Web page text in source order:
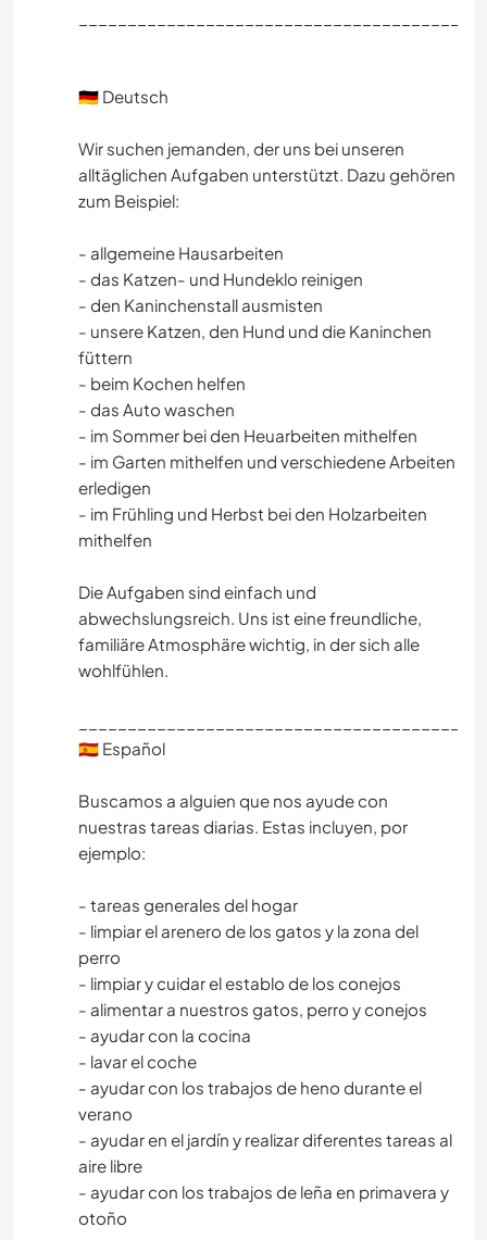
🇩🇪 Deutsch
Wir suchen jemanden, der uns bei unseren
alltäglichen Aufgaben unterstützt. Dazu gehören
zum Beispiel:
- allgemeine Hausarbeiten
- das Katzen- und Hundeklo reinigen
- den Kaninchenstall ausmisten
- unsere Katzen, den Hund und die Kaninchen
füttern
- beim Kochen helfen
- das Auto waschen
- im Sommer bei den Heuarbeiten mithelfen
- im Garten mithelfen und verschiedene Arbeiten
erledigen
- im Frühling und Herbst bei den Holzarbeiten
mithelfen
Die Aufgaben sind einfach und
abwechslungsreich. Uns ist eine freundliche,
familiäre Atmosphäre wichtig, in der sich alle
wohlfühlen.
🇪🇸 Español
Buscamos a alguien que nos ayude con
nuestras tareas diarias. Estas incluyen, por
ejemplo:
- tareas generales del hogar
- limpiar el arenero de los gatos y la zona del
perro
- limpiar y cuidar el establo de los conejos
- alimentar a nuestros gatos, perro y conejos
- ayudar con la cocina
- lavar el coche
- ayudar con los trabajos de heno durante el
verano
- ayudar en el jardín y realizar diferentes tareas al
aire libre
- ayudar con los trabajos de leña en primavera y
otoño